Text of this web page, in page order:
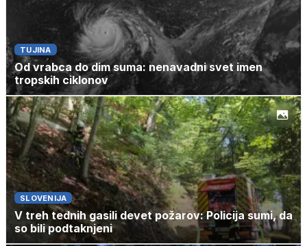
TUJINA
Od vrabca do dim suma: nenavadni svet imen
tropskih ciklonov
SLOVENIJA
V treh tednih gasili devet požarov: Policija sumi, da
so bili podtaknjeni